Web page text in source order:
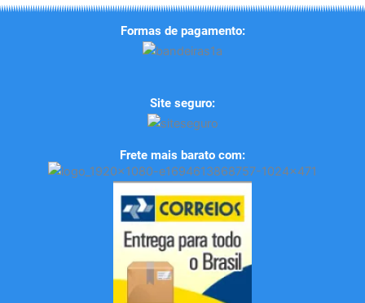
Formas de pagamento:
Site seguro:
Frete mais barato com: